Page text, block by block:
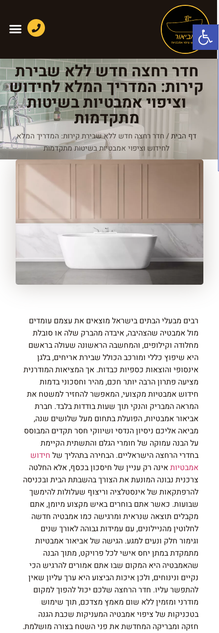
פתח סרגל נגישות
חדר רחצה חדש ללא שבירת
קירות: המדריך המלא לחידוש
וציפוי אמבטיות בשיטות
מתקדמות
דף הבית/ חדר רחצה חדש ללא שבירת קירות: המדריך המלא
לחידוש וציפוי אמבטיות בשיטות מתקדמות
רבים מבעלי הבתים בישראל מוצאים את עצמם עומדים
מול אמבטיה שהצהיבה, איבדה מהברק שלה או סובלת
מחלודה וקילופים, והמחשבה הראשונה שעולה בראשם
היא שיפוץ כללי ומורכב הכולל שבירת אריחים, בלגן
אינסופי והוצאות כספיות כבדות. אך המציאות המודרנית
מציעה פתרון הרבה יותר חכם, מהיר וחסכוני בדמות
חידוש אמבטיות מקצועי, המאפשר להחזיר למשטח את
המראה המבריק והנקי תוך שעות בודדות בלבד. חברת
אביאור אמבטיות, הפועלת בתחום מעל שלושים שנה,
מביאה אליכם ניסיון הנדסי ושיווקי חסר תקדים המבוסס
על הבנה עמוקה של חומרי הגלם והתשתית הקיימת
בחדרי הרחצה הישראליים. הבחירה בתהליך של חידוש
אמבטיותאינה רק עניין של חיסכון בכסף, אלא החלטה
צרכנית נבונה המונעת את הצורך בהשבתת הבית ובכניסה
להרפתקאות של אינסטלציה וריצוף שעלולות להימשך
שבועות. כאשר אתם בוחרים באיש מקצוע מיומן, אתם
מקבלים תוצאה שנראית ומרגישה כמו אמבטיה חדשה
לחלוטין מהניילונים, עם עמידות גבוהה לאורך שנים
וגימור חלק ונעים למגע. הגישה של אביאור אמבטיות
מתמקדת במתן יחס אישי לכל פרויקט, מתוך הבנה
שהאמבטיה היא המקום שבו אתם אמורים להרגיש הכי
נקיים ונינוחים, ולכן איכות הביצוע היא ערך עליון שאין
להתפשר עליו. חדר הרחצה שלכם יכול להפוך למקום
מודרני ומזמין ללא שום מאמץ מצדכם, תוך שימוש
בטכניקות של ציפוי אמבטיה המעניקות שכבת הגנה
חזקה ומבריקה המחדשת את פני השטח בצורה מושלמת.